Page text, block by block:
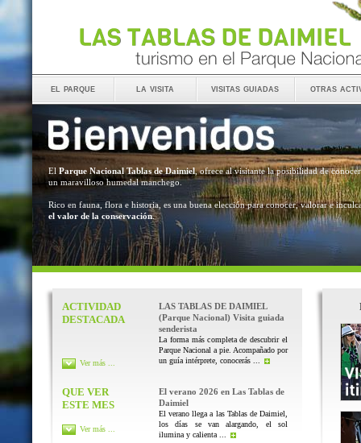
el parque la visita visitas guiadas otras
El Parque Nacional Tablas de Daimiel, ofrece al visitante la posibilidad de conocer
un maravilloso humedal manchego.
Rico en fauna, flora e historia, es una buena elección para conocer, valorar e
el valor de la conservación.
ACTIVIDAD
DESTACADA
LAS TABLAS DE DAIMIEL
(Parque Nacional) Visita guiada
senderista
La forma más completa de descubrir el
Parque Nacional a pie. Acompañado por
un guía intérprete, conocerás ...
Ver más ...
QUE VER
ESTE MES
El verano 2026 en Las Tablas de
Daimiel
El verano llega a las Tablas de Daimiel,
los días se van alargando, el sol
ilumina y calienta ...
Ver más ...